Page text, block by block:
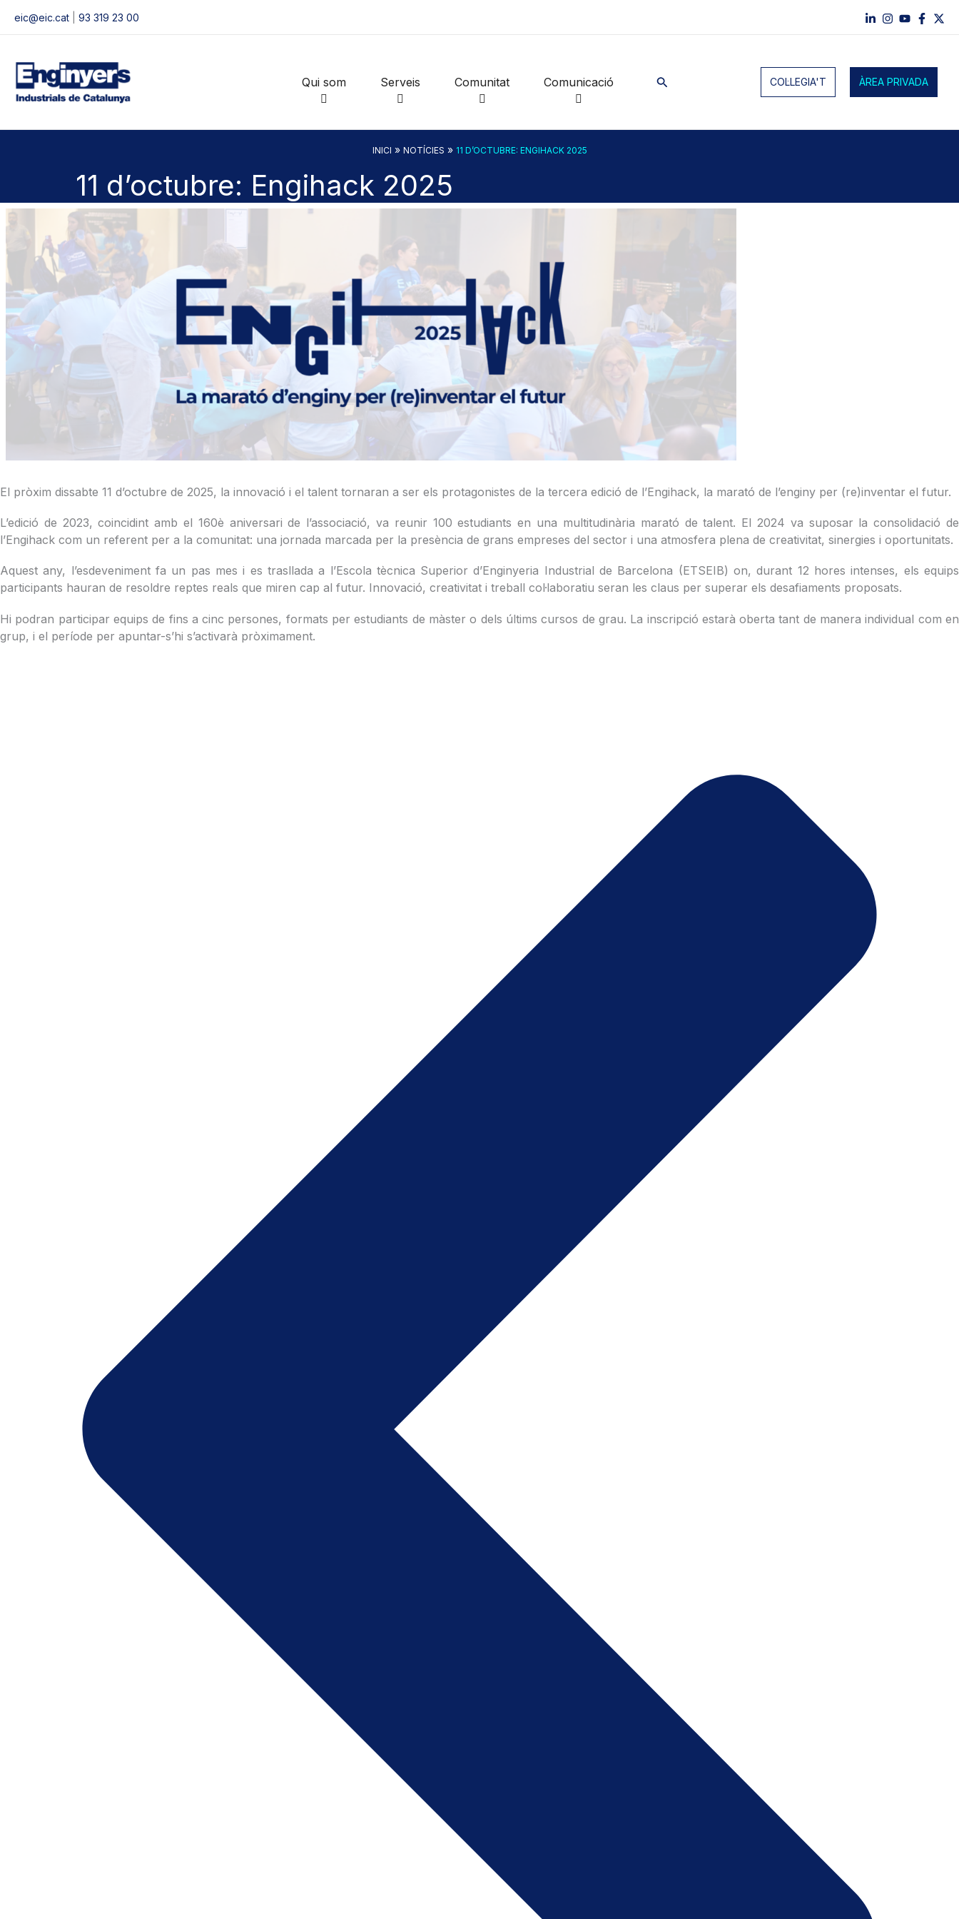
eic@eic.cat 93 319 23 00
Qui som Serveis Comunitat Comunicació Cerca COL·LEGIA'T ÀREA PRIVADA
INICI » NOTÍCIES » 11 D’OCTUBRE: ENGIHACK 2025
11 d’octubre: Engihack 2025
El pròxim dissabte 11 d’octubre de 2025, la innovació i el talent tornaran a ser els protagonistes de la tercera edició de l’Engihack, la marató de l’enginy per (re)inventar el futur.
L’edició de 2023, coincidint amb el 160è aniversari de l’associació, va reunir 100 estudiants en una multitudinària marató de talent. El 2024 va suposar la consolidació de
l’Engihack com un referent per a la comunitat: una jornada marcada per la presència de grans empreses del sector i una atmosfera plena de creativitat, sinergies i oportunitats.
Aquest any, l’esdeveniment fa un pas mes i es trasllada a l’Escola tècnica Superior d’Enginyeria Industrial de Barcelona (ETSEIB) on, durant 12 hores intenses, els equips
participants hauran de resoldre reptes reals que miren cap al futur. Innovació, creativitat i treball col·laboratiu seran les claus per superar els desafiaments proposats.
Hi podran participar equips de fins a cinc persones, formats per estudiants de màster o dels últims cursos de grau. La inscripció estarà oberta tant de manera individual com en
grup, i el període per apuntar-s’hi s’activarà pròximament.